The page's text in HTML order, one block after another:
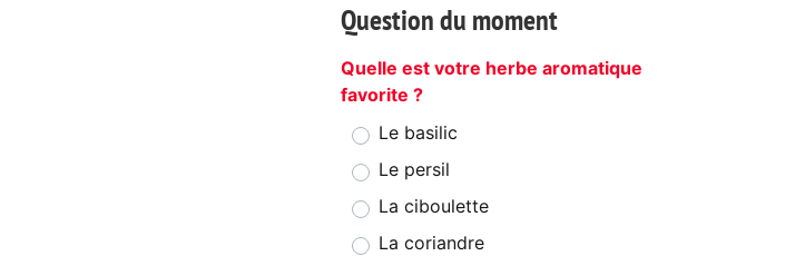
Question du moment
Quelle est votre herbe aromatique
favorite ?
Le basilic
Le persil
La ciboulette
La coriandre